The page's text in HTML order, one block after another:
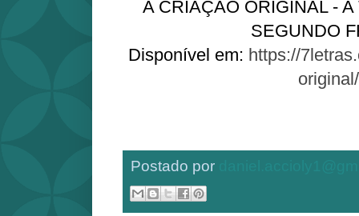
A CRIAÇÃO ORIGINAL -
SEGUNDO
Disponível em: https://
original/
Postado por